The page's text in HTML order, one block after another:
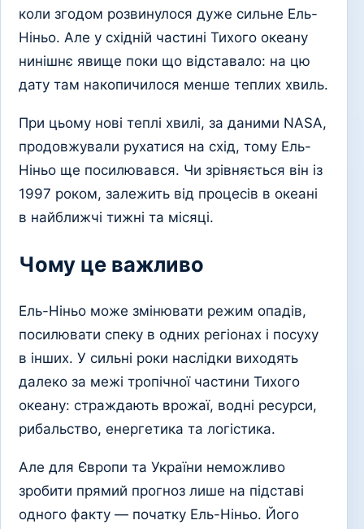
коли згодом розвинулося дуже сильне Ель-
Ніньо. Але у східній частині Тихого океану
нинішнє явище поки що відставало: на цю
дату там накопичилося менше теплих хвиль.
При цьому нові теплі хвилі, за даними NASA,
продовжували рухатися на схід, тому Ель-
Ніньо ще посилювався. Чи зрівняється він із
1997 роком, залежить від процесів в океані
в найближчі тижні та місяці.
Чому це важливо
Ель-Ніньо може змінювати режим опадів,
посилювати спеку в одних регіонах і посуху
в інших. У сильні роки наслідки виходять
далеко за межі тропічної частини Тихого
океану: страждають врожаї, водні ресурси,
рибальство, енергетика та логістика.
Але для Європи та України неможливо
зробити прямий прогноз лише на підставі
одного факту — початку Ель-Ніньо. Його